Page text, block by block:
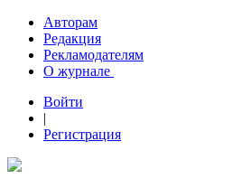
Авторам
Редакция
Рекламодателям
О журнале
Войти
|
Регистрация